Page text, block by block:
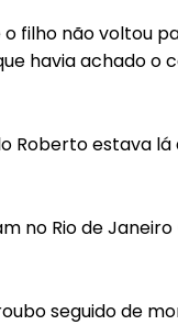
filho não voltou
havia achado o
Roberto estava lá
no Rio de
seguido de